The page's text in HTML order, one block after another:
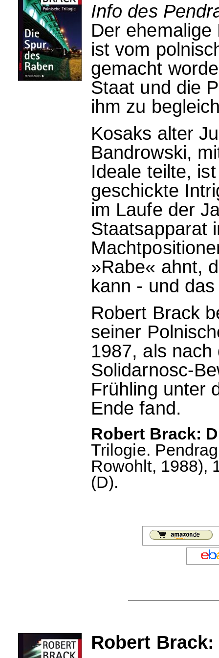
Info des
Der
ist vom
gemacht
Staat und die
ihm zu
Kosaks alter
Bandrowski,
Ideale teilte,
geschickte
im Laufe der
Staatsapparat
»Rabe« ahnt,
kann - und
Robert Brack
seiner
1987, als
Solidarnosc-
Frühling unter
Ende fand.
Robert Brack:
Trilogie.
Rowohlt, 1988),
(D).
Robert